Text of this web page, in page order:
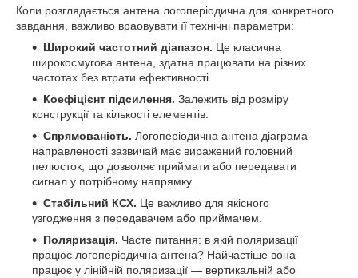
Коли розглядається антена логоперіодична для конкретного
завдання, важливо враовувати її технічні параметри:
Широкий частотний діапазон. Це класична
широкосмугова антена, здатна працювати на різних
частотах без втрати ефективності.
Коефіцієнт підсилення. Залежить від розміру
конструкції та кількості елементів.
Спрямованість. Логоперіодична антена діаграма
направленості зазвичай має виражений головний
пелюсток, що дозволяє приймати або передавати
сигнал у потрібному напрямку.
Стабільний КСХ. Це важливо для якісного
узгодження з передавачем або приймачем.
Поляризація. Часте питання: в якій поляризації
працює логоперіодична антена? Найчастіше вона
працює у лінійній поляризації — вертикальній або